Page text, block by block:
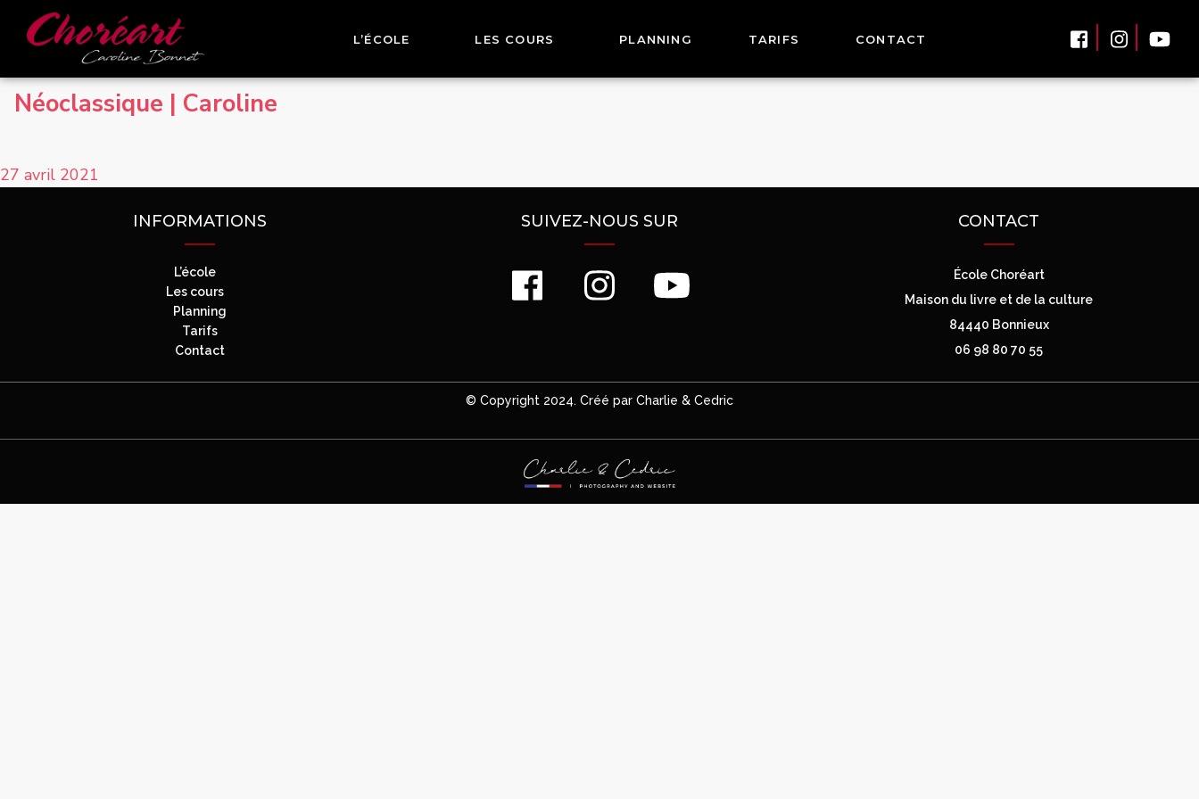
L’ÉCOLE LES COURS PLANNING TARIFS CONTACT
Néoclassique | Caroline
27 avril 2021
INFORMATIONS
L’école
Les cours
Planning
Tarifs
Contact
SUIVEZ-NOUS SUR CONTACT
École Choréart
Maison du livre et de la culture
84440 Bonnieux
06 98 80 70 55
© Copyright 2024. Créé par Charlie & Cedric